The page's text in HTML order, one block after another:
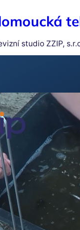
studio ZZIP,